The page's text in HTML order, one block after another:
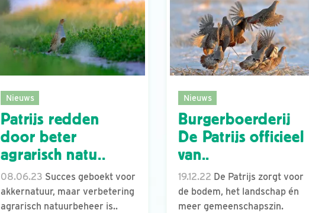
Nieuws
Patrijs redden
door beter
agrarisch natu..
08.06.23 Succes geboekt voor
akkernatuur, maar verbetering
agrarisch natuurbeheer is..
Nieuws
Burgerboerderij
De Patrijs officieel
van..
19.12.22 De Patrijs zorgt voor
de bodem, het landschap én
meer gemeenschapszin.